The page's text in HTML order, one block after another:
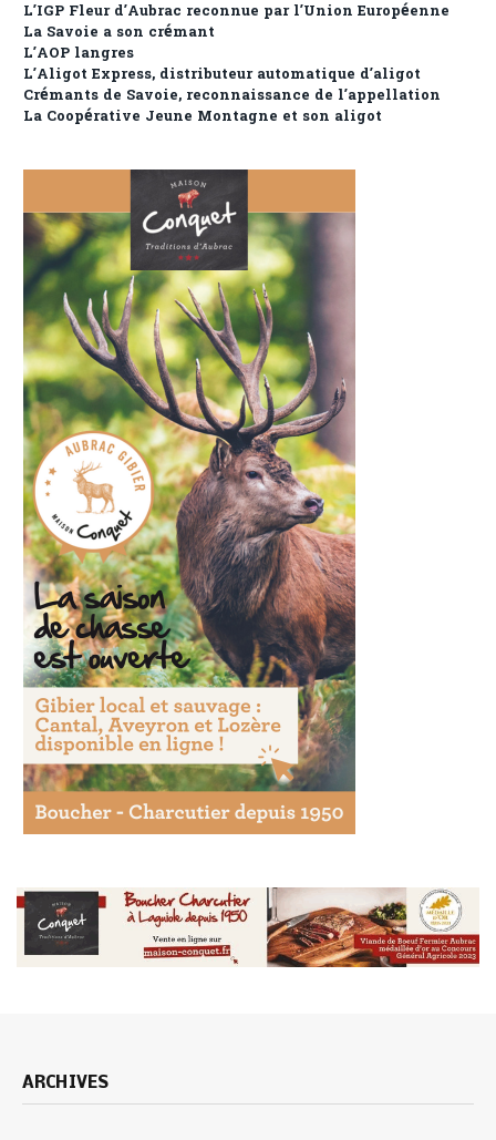
L’IGP Fleur d’Aubrac reconnue par l’Union Européenne
La Savoie a son crémant
L’AOP langres
L’Aligot Express, distributeur automatique d’aligot
Crémants de Savoie, reconnaissance de l’appellation
La Coopérative Jeune Montagne et son aligot
ARCHIVES